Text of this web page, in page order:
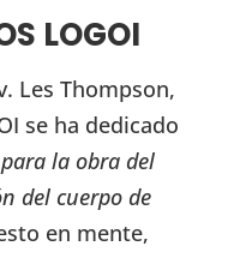
LOGOI
Les Thompson,
se ha dedicado
la obra del
del cuerpo de
en mente,